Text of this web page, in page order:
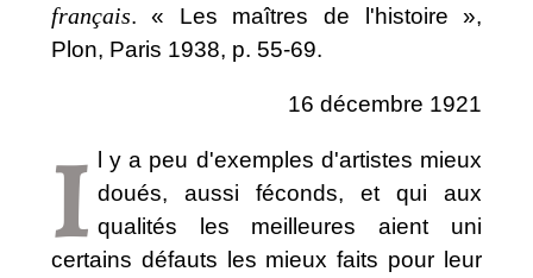
français. « Les maîtres de l'histoire »,
Plon, Paris 1938, p. 55-69.
16 décembre 1921
I
l y a peu d'exemples d'artistes mieux
doués, aussi féconds, et qui aux
qualités les meilleures aient uni
certains défauts les mieux faits pour leur